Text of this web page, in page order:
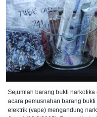
Sejumlah barang bukti
acara pemusnahan barang
elektrik (vape) mengandung